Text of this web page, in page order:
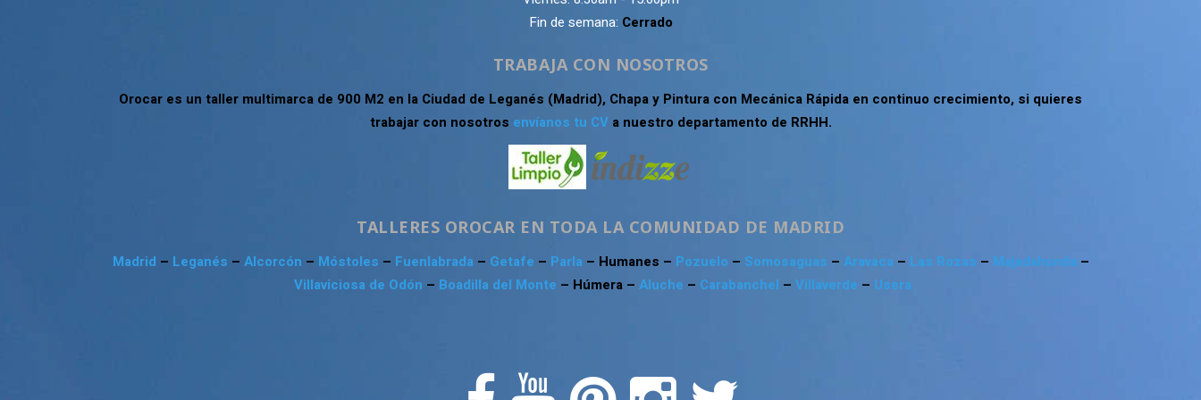
Fin de semana: Cerrado
TRABAJA CON NOSOTROS
Orocar es un taller multimarca de 900 M2 en la Ciudad de Leganés (Madrid), Chapa y Pintura con Mecánica Rápida en continuo crecimiento, si quieres
trabajar con nosotros envíanos tu CVa nuestro departamento de RRHH.
TALLERES OROCAR EN TODA LA COMUNIDAD DE MADRID
Madrid – Leganés – Alcorcón – Móstoles – Fuenlabrada – Getafe – Parla – Humanes – Pozuelo – Somosaguas – Aravaca – Las Rozas – Majadahonda –
Villaviciosa de Odón – Boadilla del Monte – Húmera – Aluche – Carabanchel – Villaverde – Usera